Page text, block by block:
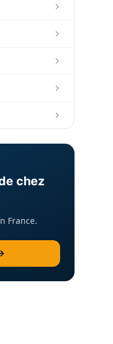
chez
France.